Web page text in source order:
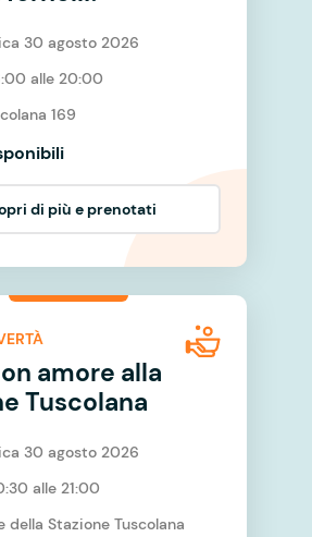
30 agosto 2026
alle 20:00
169
di più e prenotati
amore alla
Tuscolana
30 agosto 2026
alle 21:00
della Stazione Tuscolana